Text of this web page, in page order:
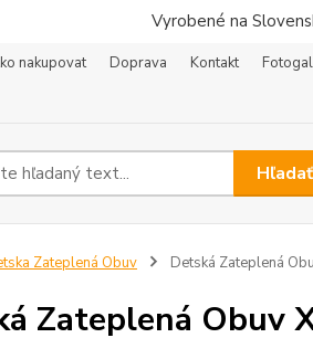
Vyrobené na
nakupovat Doprava Kontakt
Hľadať
Zateplená Obuv Detská Zateplená
Zateplená Obuv